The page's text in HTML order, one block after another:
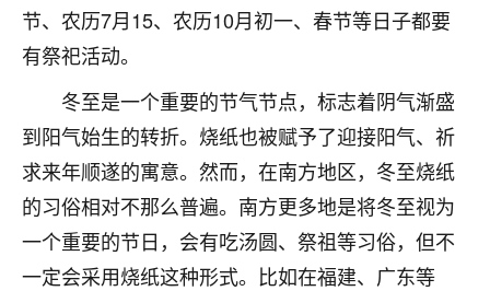
节、农历7月15、农历10月初一、春节等日子都要
有祭祀活动。
冬至是一个重要的节气节点，标志着阴气渐盛
到阳气始生的转折。烧纸也被赋予了迎接阳气、祈
求来年顺遂的寓意。然而，在南方地区，冬至烧纸
的习俗相对不那么普遍。南方更多地是将冬至视为
一个重要的节日，会有吃汤圆、祭祖等习俗，但不
一定会采用烧纸这种形式。比如在福建、广东等
我身体不太好，总是病病殃殃的，去检查又没什么大
问题，反正就是不舒服。中医西医看遍了，找不到问
题，后来无意中看到有人推荐慧来老师，跟老师聊过
之后，心情豁然开朗，也听老师建议，处理了一些因
果问题。今年以来，身体比以前好多，主要是心情好
了，老师说境随心转，现在深有体会了。
鹿森：是的，其实跟老师聊过之后，最大的感
触，首先就是心态会变好，万般皆是命，半点
不由人！